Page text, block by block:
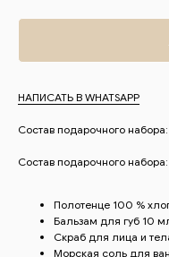
НАПИСАТЬ В WHATSAPP
Состав подарочного набора:
Cостав подарочного набора:
Полотенце 100 %
Бальзам для губ 10
Скраб для лица и
Морская соль для